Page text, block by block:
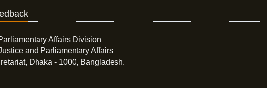
Affairs Division
and Parliamentary Affairs
Dhaka - 1000, Bangladesh.